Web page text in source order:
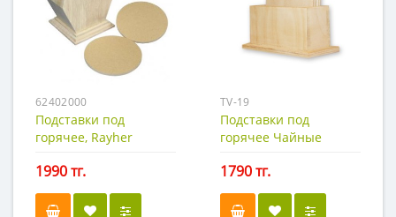
62402000
Подставки под
горячее, Rayher
1990 тг.
TV-19
Подставки под
горячее Чайные
1790 тг.